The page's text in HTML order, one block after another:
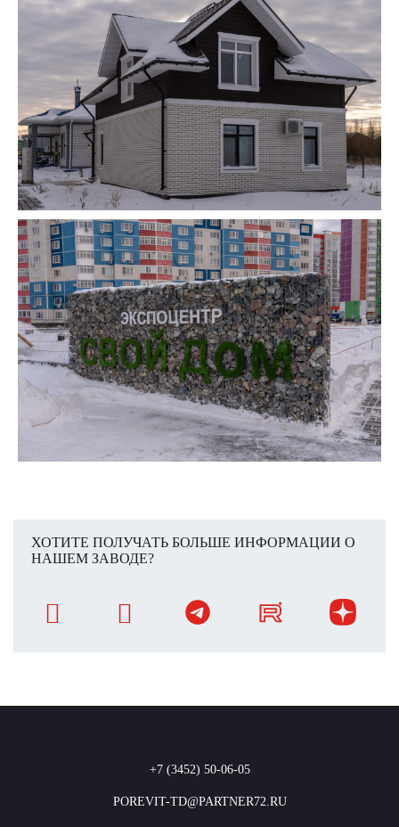
ХОТИТЕ ПОЛУЧАТЬ БОЛЬШЕ ИНФОРМАЦИИ О
НАШЕМ ЗАВОДЕ?
+7 (3452) 50-06-05
POREVIT-TD@PARTNER72.RU